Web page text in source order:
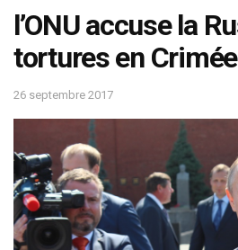
l’ONU accuse la
tortures en Crimée
26 septembre 2017